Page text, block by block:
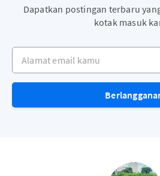
Dapatkan postingan terbaru
kotak masuk
Alamat email kamu